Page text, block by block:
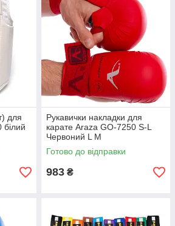
для
білий
Рукавички накладки для
карате Araza GO-7250 S-L
Червоний L M
Готово до відправки
983 ₴